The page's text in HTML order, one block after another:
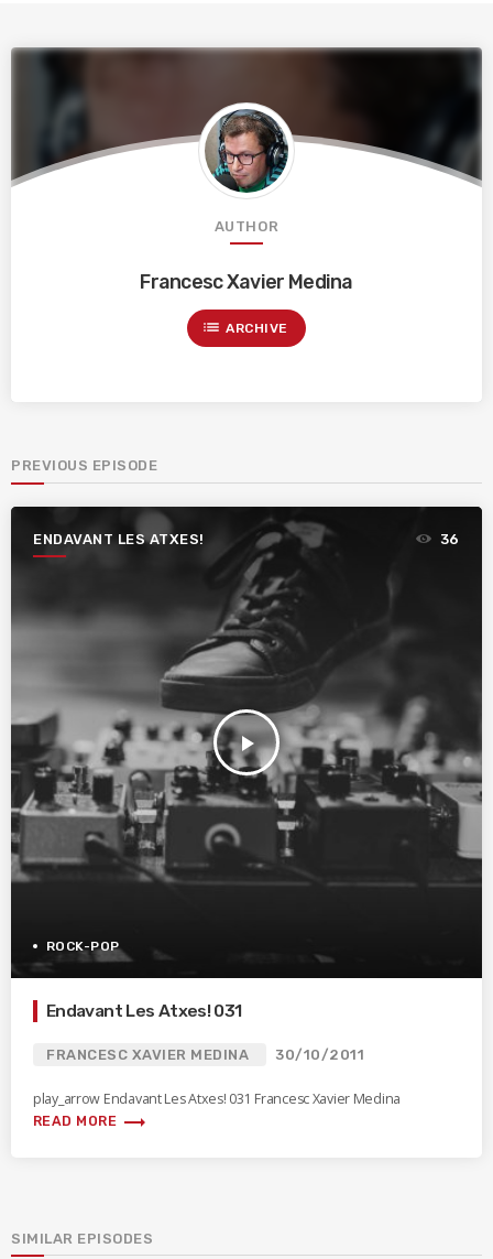
AUTHOR
Francesc Xavier Medina
list ARCHIVE
PREVIOUS EPISODE
ENDAVANT LES ATXES!
play_arrow
36
ROCK-POP
Endavant Les Atxes! 031
FRANCESC XAVIER MEDINA 30/10/2011
play_arrow Endavant Les Atxes! 031 Francesc Xavier Medina
READ MORE trending_flat
SIMILAR EPISODES